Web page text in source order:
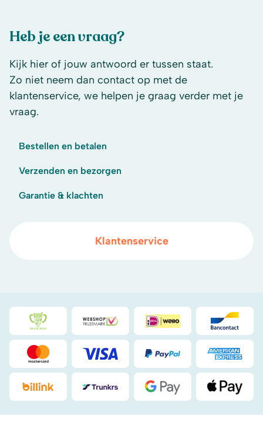
Heb je een vraag?
Kijk hier of jouw antwoord er tussen staat.
Zo niet neem dan contact op met de
klantenservice, we helpen je graag verder met je
vraag.
Bestellen en betalen
Verzenden en bezorgen
Garantie & klachten
Klantenservice
Duurzaamheidsprijs duin- & bollenstreek
WebwinkelKeuriDeal
Mastercard Visa PayPal
Billink DHL Google Pay Apple